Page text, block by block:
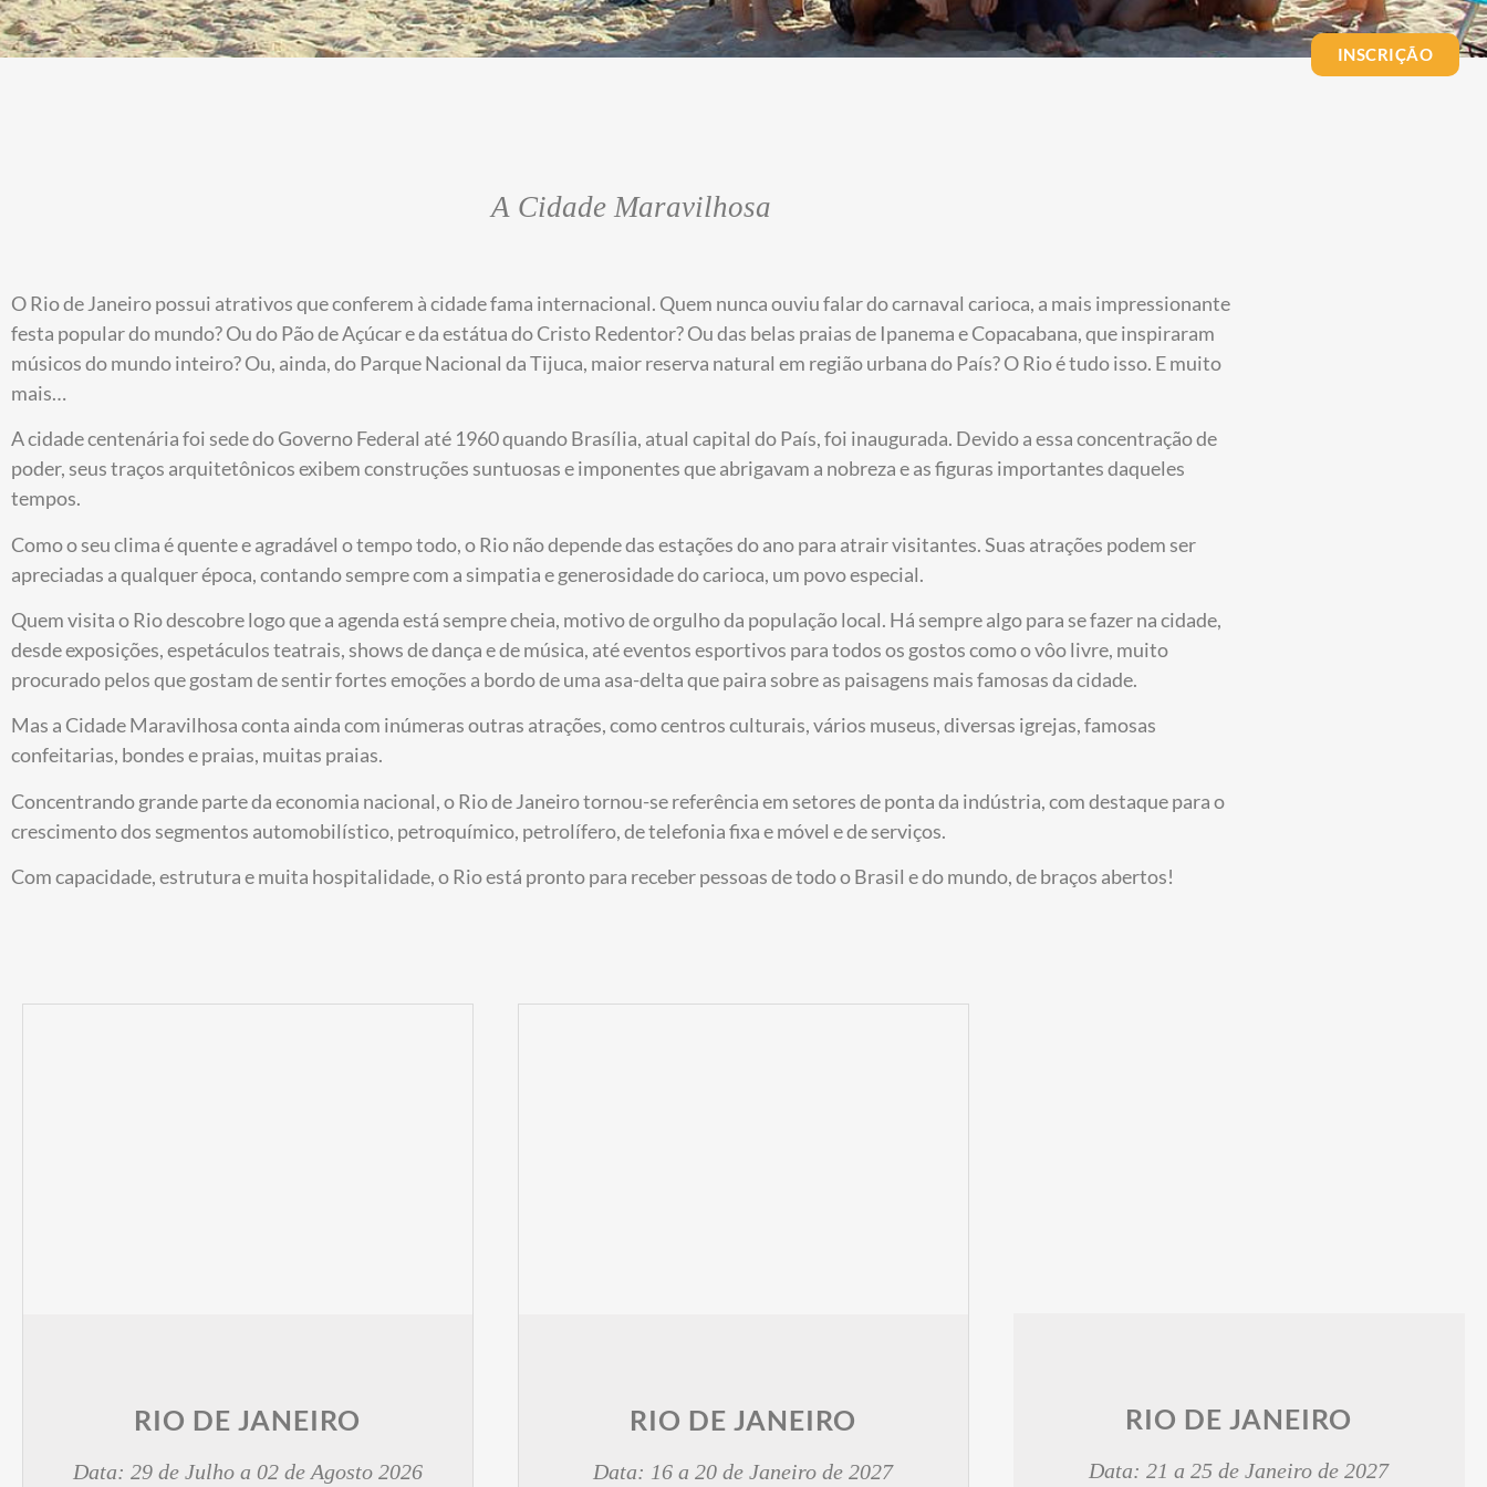
INSCRIÇÃO
A Cidade Maravilhosa
O Rio de Janeiro possui atrativos que conferem à cidade fama internacional. Quem nunca ouviu falar do carnaval carioca, a mais impressionante
festa popular do mundo? Ou do Pão de Açúcar e da estátua do Cristo Redentor? Ou das belas praias de Ipanema e Copacabana, que inspiraram
músicos do mundo inteiro? Ou, ainda, do Parque Nacional da Tijuca, maior reserva natural em região urbana do País? O Rio é tudo isso. E muito
mais…
A cidade centenária foi sede do Governo Federal até 1960 quando Brasília, atual capital do País, foi inaugurada. Devido a essa concentração de
poder, seus traços arquitetônicos exibem construções suntuosas e imponentes que abrigavam a nobreza e as figuras importantes daqueles
tempos.
Como o seu clima é quente e agradável o tempo todo, o Rio não depende das estações do ano para atrair visitantes. Suas atrações podem ser
apreciadas a qualquer época, contando sempre com a simpatia e generosidade do carioca, um povo especial.
Quem visita o Rio descobre logo que a agenda está sempre cheia, motivo de orgulho da população local. Há sempre algo para se fazer na cidade,
desde exposições, espetáculos teatrais, shows de dança e de música, até eventos esportivos para todos os gostos como o vôo livre, muito
procurado pelos que gostam de sentir fortes emoções a bordo de uma asa-delta que paira sobre as paisagens mais famosas da cidade.
Mas a Cidade Maravilhosa conta ainda com inúmeras outras atrações, como centros culturais, vários museus, diversas igrejas, famosas
confeitarias, bondes e praias, muitas praias.
Concentrando grande parte da economia nacional, o Rio de Janeiro tornou-se referência em setores de ponta da indústria, com destaque para o
crescimento dos segmentos automobilístico, petroquímico, petrolífero, de telefonia fixa e móvel e de serviços.
Com capacidade, estrutura e muita hospitalidade, o Rio está pronto para receber pessoas de todo o Brasil e do mundo, de braços abertos!
RIO DE JANEIRO
Data: 29 de Julho a 02 de Agosto 2026
RIO DE JANEIRO
Data: 16 a 20 de Janeiro de 2027
RIO DE JANEIRO
Data: 21 a 25 de Janeiro de 2027